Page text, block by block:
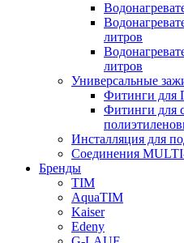
литров
литров
Универсальные
Фитинги для
Фитинги для
Инсталляция для
Соединения
Бренды
TIM
AquaTIM
Kaiser
Edeny